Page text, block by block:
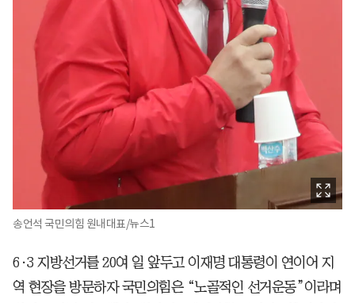
송언석 국민의힘 원내대표/뉴스1
6·3 지방선거를 20여 일 앞두고 이재명 대통령이 연이어 지
역 현장을 방문하자 국민의힘은 “노골적인 선거운동”이라며